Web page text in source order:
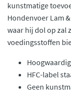
kunstmatige
Hondenvoer Lam
waar hij dol op zal
voedingsstoffen
HFC-label
Geen